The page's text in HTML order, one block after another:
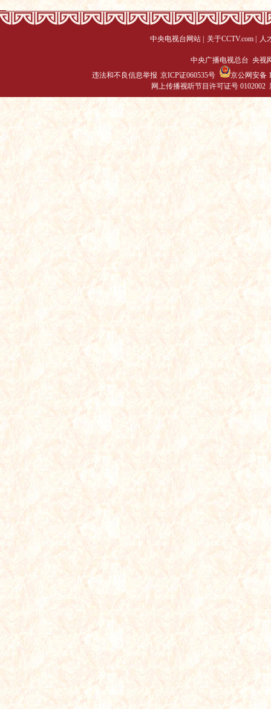
中央电视台网站 关于CCTV.com 人
中央广播电视总台 央视
违法和不良信息举报 京ICP证060535号
京公网安备
网上传播视听节目许可证号 0102002